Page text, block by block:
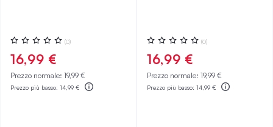
Valutazione:
0%
(0)
16,99 €
Prezzo normale: 19,99 €
Prezzo più basso: 14,99 €
Valutazione:
0%
(0)
16,99 €
Prezzo normale: 19,99 €
Prezzo più basso: 14,99 €